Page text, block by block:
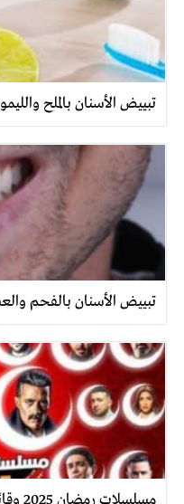
تبييض الأسنان بالملح
تبييض الأسنان بالفحم